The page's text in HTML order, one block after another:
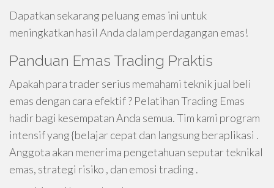
Dapatkan sekarang peluang emas ini untuk
meningkatkan hasil Anda dalam perdagangan emas!
Panduan Emas Trading Praktis
Apakah para trader serius memahami teknik jual beli
emas dengan cara efektif ? Pelatihan Trading Emas
hadir bagi kesempatan Anda semua. Tim kami program
intensif yang {belajar cepat dan langsung beraplikasi .
Anggota akan menerima pengetahuan seputar teknikal
emas, strategi risiko , dan emosi trading .